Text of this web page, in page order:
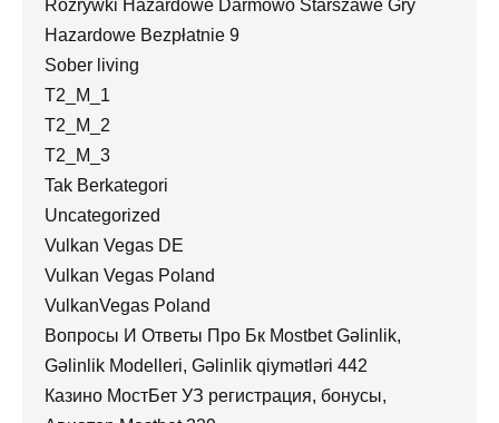
Rozrywki Hazardowe Darmowo Starszawe Gry
Hazardowe Bezpłatnie 9
Sober living
T2_M_1
T2_M_2
T2_M_3
Tak Berkategori
Uncategorized
Vulkan Vegas DE
Vulkan Vegas Poland
VulkanVegas Poland
Вопросы И Ответы Про Бк Mostbet Gəlinlik,
Gəlinlik Modelleri, Gəlinlik qiymətləri 442
Казино МостБет УЗ регистрация, бонусы,